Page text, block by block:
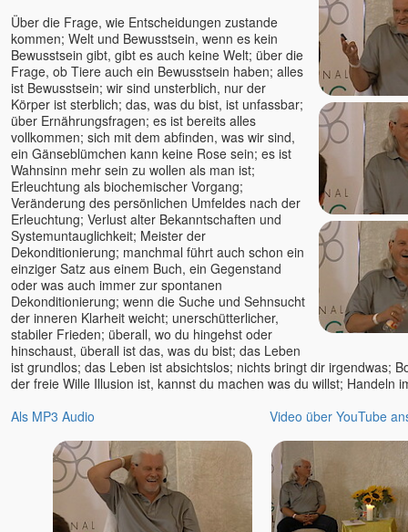
Über die Frage, wie Entscheidungen zustande
kommen; Welt und Bewusstsein, wenn es kein
Bewusstsein gibt, gibt es auch keine Welt; über die
Frage, ob Tiere auch ein Bewusstsein haben; alles
ist Bewusstsein; wir sind unsterblich, nur der
Körper ist sterblich; das, was du bist, ist unfassbar;
über Ernährungsfragen; es ist bereits alles
vollkommen; sich mit dem abfinden, was wir sind,
ein Gänseblümchen kann keine Rose sein; es ist
Wahnsinn mehr sein zu wollen als man ist;
Erleuchtung als biochemischer Vorgang;
Veränderung des persönlichen Umfeldes nach der
Erleuchtung; Verlust alter Bekanntschaften und
Systemuntauglichkeit; Meister der
Dekonditionierung; manchmal führt auch schon ein
einziger Satz aus einem Buch, ein Gegenstand
oder was auch immer zur spontanen
Dekonditionierung; wenn die Suche und Sehnsucht
der inneren Klarheit weicht; unerschütterlicher,
stabiler Frieden; überall, wo du hingehst oder
hinschaust, überall ist das, was du bist; das Leben
ist grundlos; das Leben ist absichtslos; nichts bringt dir irgendwas;
der freie Wille Illusion ist, kannst du machen was du willst; Handeln
Als MP3 Audio
Video über YouTube